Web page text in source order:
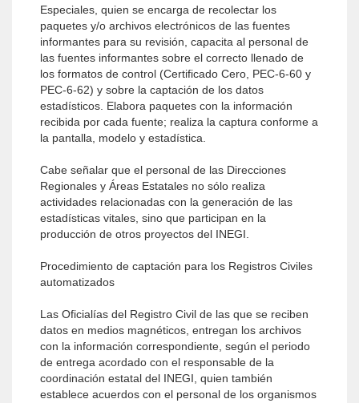
Especiales, quien se encarga de recolectar los
paquetes y/o archivos electrónicos de las fuentes
informantes para su revisión, capacita al personal de
las fuentes informantes sobre el correcto llenado de
los formatos de control (Certificado Cero, PEC-6-60 y
PEC-6-62) y sobre la captación de los datos
estadísticos. Elabora paquetes con la información
recibida por cada fuente; realiza la captura conforme a
la pantalla, modelo y estadística.
Cabe señalar que el personal de las Direcciones
Regionales y Áreas Estatales no sólo realiza
actividades relacionadas con la generación de las
estadísticas vitales, sino que participan en la
producción de otros proyectos del INEGI.
Procedimiento de captación para los Registros Civiles
automatizados
Las Oficialías del Registro Civil de las que se reciben
datos en medios magnéticos, entregan los archivos
con la información correspondiente, según el periodo
de entrega acordado con el responsable de la
coordinación estatal del INEGI, quien también
establece acuerdos con el personal de los organismos